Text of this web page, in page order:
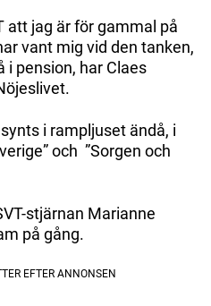
att jag är för gammal på
vant mig vid den tanken,
i pension, har Claes
i rampljuset ändå, i
och ”Sorgen och
stjärnan Marianne
på gång.